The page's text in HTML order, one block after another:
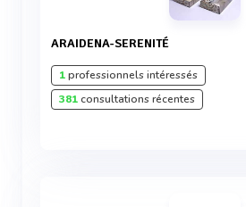
ARAIDENA-SERENITÉ
1professionnels intéressés
381consultations récentes